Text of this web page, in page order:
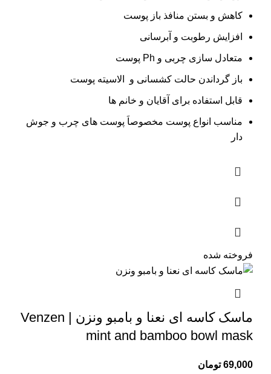
کاهش و بستن منافذ باز پوست
افزایش رطوبت و آبرسانی
متعادل سازی چربی و Ph پوست
باز گرداندن حالت کشسانی و الاسیته پوست
قابل استفاده برای آقایان و خانم ها
مناسب انواع پوست مخصوصاَ پوست های چرب و جوش
دار
فروخته شده
ماسک کاسه ای نعنا و بامبو ونزن | Venzen
mint and bamboo bowl mask
69,000 تومان